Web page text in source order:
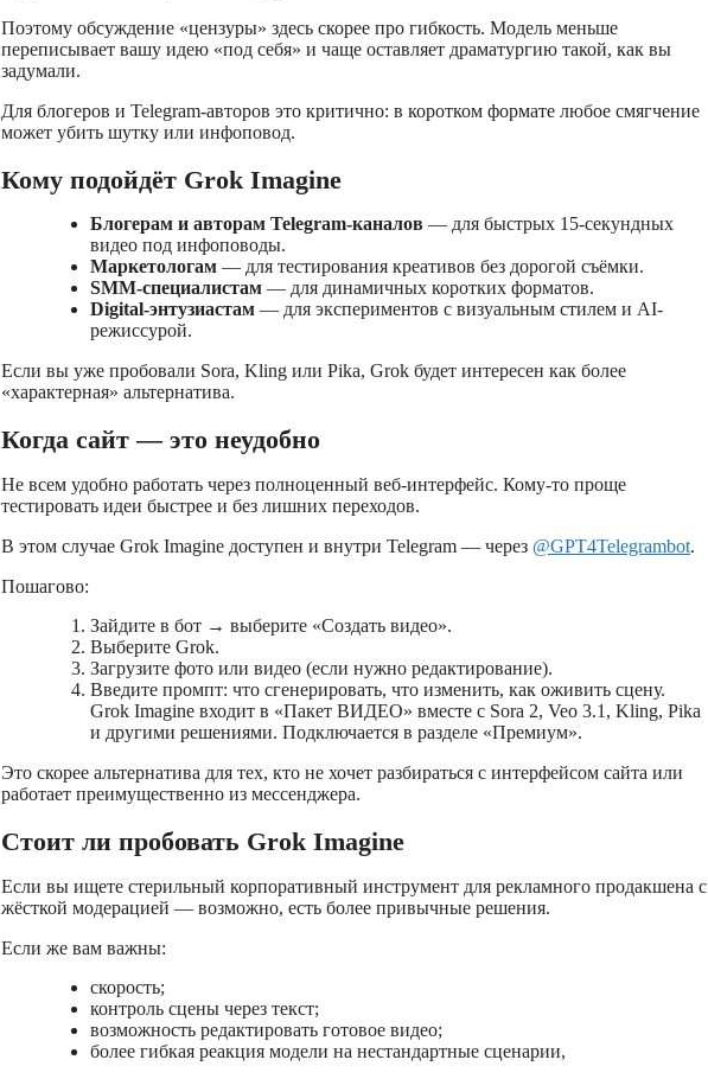
Поэтому обсуждение «цензуры» здесь скорее про гибкость. Модель меньше
переписывает вашу идею «под себя» и чаще оставляет драматургию такой, как вы
задумали.
Для блогеров и Telegram-авторов это критично: в коротком формате любое смягчение
может убить шутку или инфоповод.
Кому подойдёт Grok Imagine
Блогерам и авторам Telegram-каналов — для быстрых 15-секундных
видео под инфоповоды.
Маркетологам — для тестирования креативов без дорогой съёмки.
SMM-специалистам — для динамичных коротких форматов.
Digital-энтузиастам — для экспериментов с визуальным стилем и AI-
режиссурой.
Если вы уже пробовали Sora, Kling или Pika, Grok будет интересен как более
«характерная» альтернатива.
Когда сайт — это неудобно
Не всем удобно работать через полноценный веб-интерфейс. Кому-то проще
тестировать идеи быстрее и без лишних переходов.
В этом случае Grok Imagine доступен и внутри Telegram — через @GPT4Telegrambot.
Пошагово:
Зайдите в бот → выберите «Создать видео».
Выберите Grok.
Загрузите фото или видео (если нужно редактирование).
Введите промпт: что сгенерировать, что изменить, как оживить сцену.
Grok Imagine входит в «Пакет ВИДЕО» вместе с Sora 2, Veo 3.1, Kling, Pika
и другими решениями. Подключается в разделе «Премиум».
Это скорее альтернатива для тех, кто не хочет разбираться с интерфейсом сайта или
работает преимущественно из мессенджера.
Стоит ли пробовать Grok Imagine
Если вы ищете стерильный корпоративный инструмент для рекламного продакшена с
жёсткой модерацией — возможно, есть более привычные решения.
Если же вам важны:
скорость;
контроль сцены через текст;
возможность редактировать готовое видео;
более гибкая реакция модели на нестандартные сценарии,